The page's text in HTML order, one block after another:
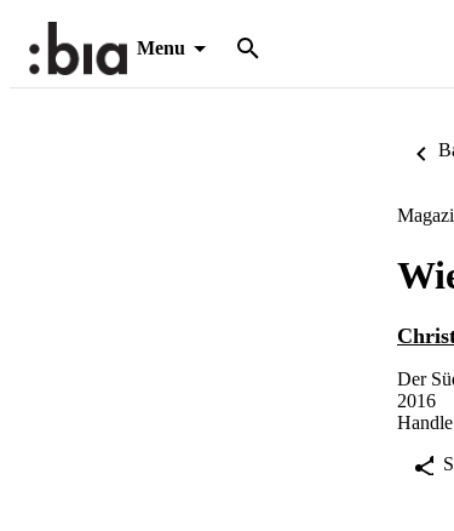
Menu
Der
2016